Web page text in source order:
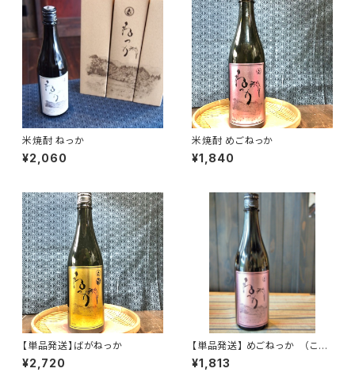
米焼酎 ねっか
¥2,060
米焼酎 めごねっか
¥1,840
【単品発送】ばがねっか
¥2,720
【単品発送】 めごねっか （これ
はお酒です。20歳未満の方の購
入は法律により禁止されていま
¥1,813